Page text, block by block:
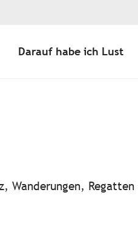
Darauf habe ich Lust
aux
Wanderungen,